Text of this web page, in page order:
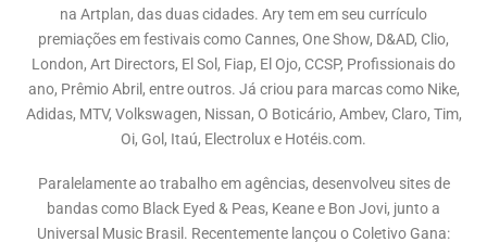
na Artplan, das duas cidades. Ary tem em seu currículo
premiações em festivais como Cannes, One Show, D&AD, Clio,
London, Art Directors, El Sol, Fiap, El Ojo, CCSP, Profissionais do
ano, Prêmio Abril, entre outros. Já criou para marcas como Nike,
Adidas, MTV, Volkswagen, Nissan, O Boticário, Ambev, Claro, Tim,
Oi, Gol, Itaú, Electrolux e Hotéis.com.
Paralelamente ao trabalho em agências, desenvolveu sites de
bandas como Black Eyed & Peas, Keane e Bon Jovi, junto a
Universal Music Brasil. Recentemente lançou o Coletivo Gana: